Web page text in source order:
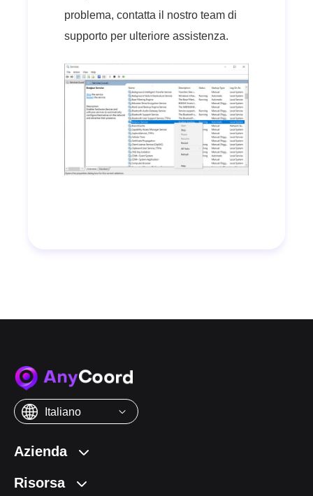
problema, contatta il nostro team di
supporto per ulteriore assistenza.
Italiano
Azienda
Risorsa